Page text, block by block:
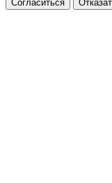
Согласиться